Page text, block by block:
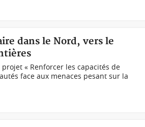
dans le Nord, vers le
« Renforcer les capacités de
face aux menaces pesant sur la